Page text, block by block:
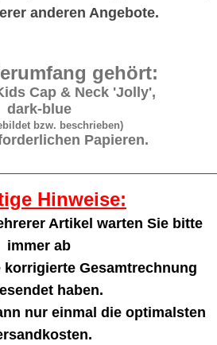
anderen Angebote.
gehört:
Cap & Neck 'Jolly',
dark-blue
bzw. beschrieben)
Papieren.
Hinweise:
Artikel warten Sie bitte
immer ab
korrigierte Gesamtrechnung
haben.
nur einmal die optimalsten